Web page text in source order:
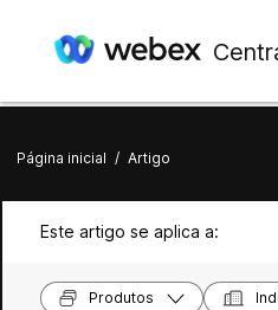
Página inicial / Artigo
Este artigo se aplica a:
Produtos